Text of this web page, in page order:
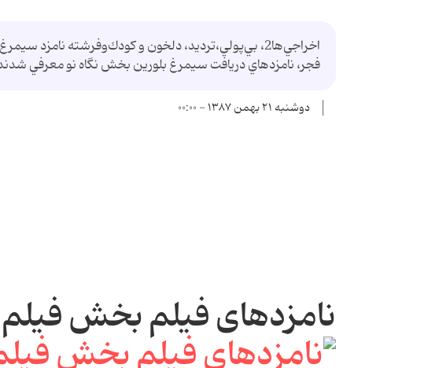
اخراجي‌ها2، بي‌پولي،ترديد، دلخون و كودك‌وفرشته
فجر، نامزدهاي دريافت سيمرغ بلورين بخش نگاه نو معرفي
دوشنبه ۲۱ بهمن ۱۳۸۷ - ۰۰:۰۰
نامزدهای فیلم بخش